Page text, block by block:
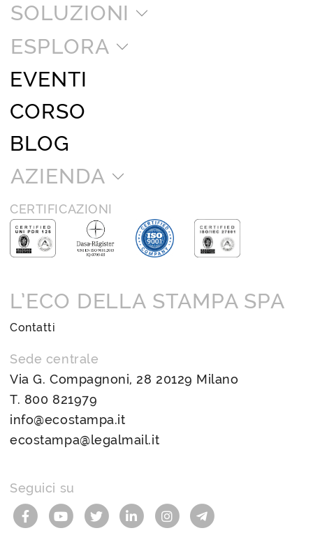
SOLUZIONI
ESPLORA
EVENTI
CORSO
BLOG
AZIENDA
CERTIFICAZIONI
L’ECO DELLA STAMPA SPA
Contatti
Sede centrale
Via G. Compagnoni, 28 20129 Milano
T. 800 821979
info@ecostampa.it
ecostampa@legalmail.it
Seguici su